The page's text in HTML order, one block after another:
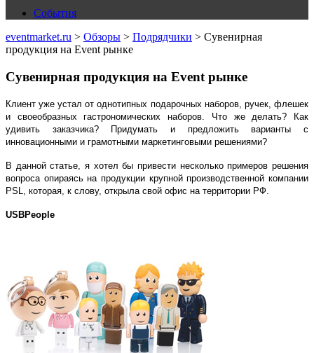
События
eventmarket.ru > Обзоры > Подрядчики > Сувенирная
продукция на Event рынке
Сувенирная продукция на Event рынке
Клиент уже устал от однотипных подарочных наборов, ручек, флешек
и своеобразных гастрономических наборов. Что же делать? Как
удивить заказчика? Придумать и предложить варианты с
инновационными и грамотными маркетинговыми решениями?
В данной статье, я хотел бы привести несколько примеров решения
вопроса опираясь на продукции крупной производственной компании
PSL, которая, к слову, открыла свой офис на территории РФ.
USBPeople